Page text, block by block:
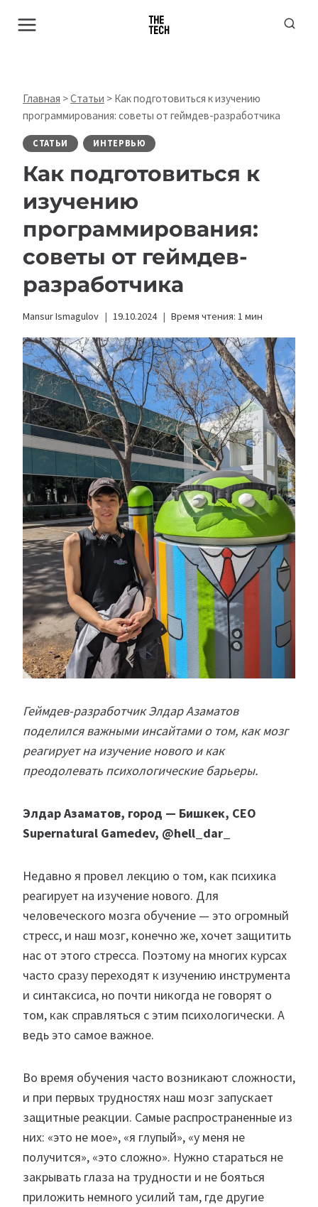
Главная >Статьи > Как подготовиться к изучению
программирования: советы от геймдев-разработчика
СТАТЬИ ИНТЕРВЬЮ
Как подготовиться к
изучению
программирования:
советы от геймдев-
разработчика
Mansur Ismagulov 19.10.2024 Время чтения: 1 мин
Геймдев-разработчик Элдар Азаматов
поделился важными инсайтами о том, как мозг
реагирует на изучение нового и как
преодолевать психологические барьеры.
Элдар Азаматов, город — Бишкек, CEO
Supernatural Gamedev, @hell_dar_
Недавно я провел лекцию о том, как психика
реагирует на изучение нового. Для
человеческого мозга обучение — это огромный
стресс, и наш мозг, конечно же, хочет защитить
нас от этого стресса. Поэтому на многих курсах
часто сразу переходят к изучению инструмента
и синтаксиса, но почти никогда не говорят о
том, как справляться с этим психологически. А
ведь это самое важное.
Во время обучения часто возникают сложности,
и при первых трудностях наш мозг запускает
защитные реакции. Самые распространенные из
них: «это не мое», «я глупый», «у меня не
получится», «это сложно». Нужно стараться не
закрывать глаза на трудности и не бояться
приложить немного усилий там, где другие